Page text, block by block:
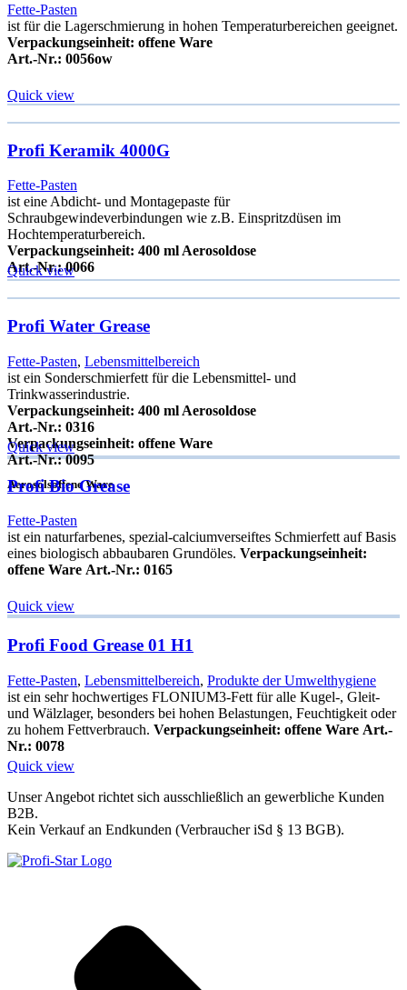
Fette-Pasten
ist für die Lagerschmierung in hohen Temperaturbereichen geeignet.
Verpackungseinheit: offene Ware
Art.-Nr.: 0056ow
Quick view
Profi Keramik 4000G
Fette-Pasten
ist eine Abdicht- und Montagepaste für
Schraubgewindeverbindungen wie z.B. Einspritzdüsen im
Hochtemperaturbereich.
Verpackungseinheit: 400 ml Aerosoldose
Art.-Nr.: 0066
Quick view
Profi Water Grease
Fette-Pasten, Lebensmittelbereich
ist ein Sonderschmierfett für die Lebensmittel- und
Trinkwasserindustrie.
Verpackungseinheit: 400 ml Aerosoldose
Art.-Nr.: 0316
Verpackungseinheit: offene Ware
Art.-Nr.: 0095
Aerosolsoffene Ware
Quick view
Profi Bio Grease
Fette-Pasten
ist ein naturfarbenes, spezial-calciumverseiftes Schmierfett auf Basis
eines biologisch abbaubaren Grundöles. Verpackungseinheit:
offene Ware Art.-Nr.: 0165
Quick view
Profi Food Grease 01 H1
Fette-Pasten, Lebensmittelbereich, Produkte der Umwelthygiene
ist ein sehr hochwertiges FLONIUM3-Fett für alle Kugel-, Gleit-
und Wälzlager, besonders bei hohen Belastungen, Feuchtigkeit oder
zu hohem Fettverbrauch. Verpackungseinheit: offene Ware Art.-
Nr.: 0078
Quick view
Unser Angebot richtet sich ausschließlich an gewerbliche Kunden
B2B.
Kein Verkauf an Endkunden (Verbraucher iSd § 13 BGB).